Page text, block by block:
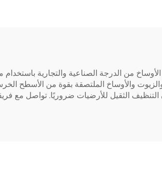
من الدرجة الصناعية والتجارية باستخدام
والأوساخ الملتصقة بقوة من الأسطح
الثقيل للأرضيات ضروريًا. تواصل مع